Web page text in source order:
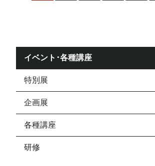
イベント･各種講座
特別展
企画展
各種講座
研修